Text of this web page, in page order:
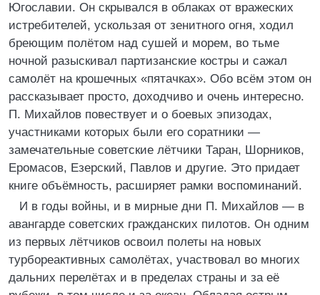
Югославии. Он скрывался в облаках от вражеских
истребителей, ускользая от зенитного огня, ходил
бреющим полётом над сушей и морем, во тьме
ночной разыскивал партизанские костры и сажал
самолёт на крошечных «пятачках». Обо всём этом он
рассказывает просто, доходчиво и очень интересно.
П. Михайлов повествует и о боевых эпизодах,
участниками которых были его соратники —
замечательные советские лётчики Таран, Шорников,
Еромасов, Езерский, Павлов и другие. Это придает
книге объёмность, расширяет рамки воспоминаний.
И в годы войны, и в мирные дни П. Михайлов — в
авангарде советских гражданских пилотов. Он одним
из первых лётчиков освоил полеты на новых
турбореактивных самолётах, участвовал во многих
дальних перелётах и в пределах страны и за её